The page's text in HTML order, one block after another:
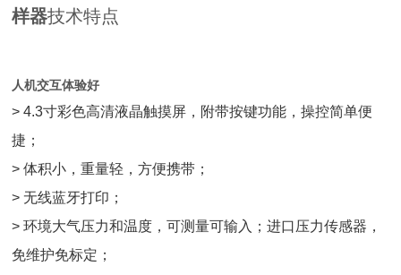
样器技术特点
人机交互体验好
> 4.3寸彩色高清液晶触摸屏，附带按键功能，操控简单便
捷；
> 体积小，重量轻，方便携带；
> 无线蓝牙打印；
> 环境大气压力和温度，可测量可输入；进口压力传感器，
免维护免标定；